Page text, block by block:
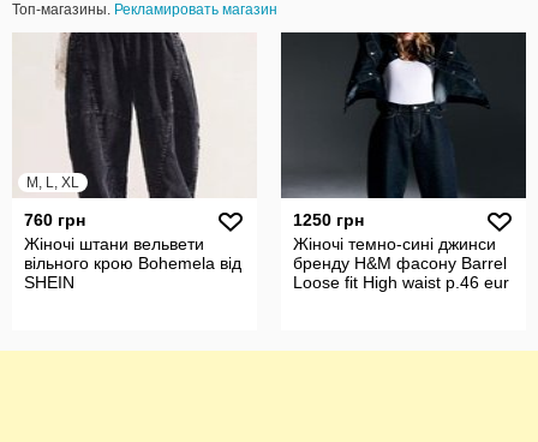
Топ-магазины. Рекламировать магазин
M, L, XL
760 грн
Жіночі штани вельвети
вільного крою Bohemela від
SHEIN
1250 грн
Жіночі темно-сині джинси
бренду H&M фасону Barrel
Loose fit High waist р.46 eur